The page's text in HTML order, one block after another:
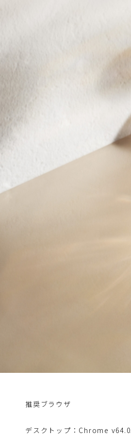
推奨ブラウザ
デスクトップ：Chrome